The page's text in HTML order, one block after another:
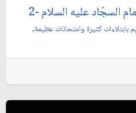
السجّاد عليه السلام -2
بابتلاءات كثيرة وامتحانات عظيمة,